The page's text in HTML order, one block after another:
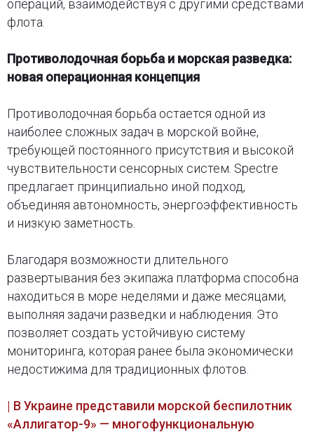
операций, взаимодействуя с другими средствами
флота.
Противолодочная борьба и морская разведка:
новая операционная концепция
Противолодочная борьба остается одной из
наиболее сложных задач в морской войне,
требующей постоянного присутствия и высокой
чувствительности сенсорных систем. Spectre
предлагает принципиально иной подход,
объединяя автономность, энергоэффективность
и низкую заметность.
Благодаря возможности длительного
развертывания без экипажа платформа способна
находиться в море неделями и даже месяцами,
выполняя задачи разведки и наблюдения. Это
позволяет создать устойчивую систему
мониторинга, которая ранее была экономически
недостижима для традиционных флотов.
| В Украине представили морской беспилотник
«Аллигатор-9» — многофункциональную